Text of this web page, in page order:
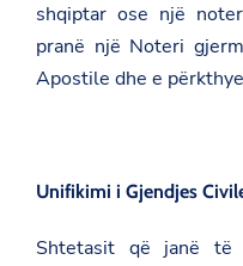
shqiptar ose një
pranë një Noteri
Apostile dhe e
Unifikimi i Gjendjes
Shtetasit që janë